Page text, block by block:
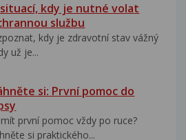
kdy je nutné volat
službu
kdy je zdravotní stav vážný
už je...
si: První pomoc do
mít první pomoc vždy po ruce?
si praktického...